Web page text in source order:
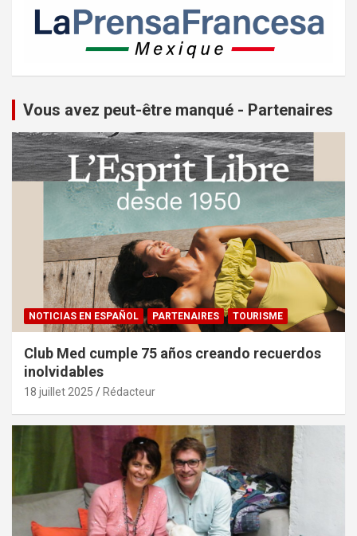
Vous avez peut-être manqué - Partenaires
NOTICIAS EN ESPAÑOL PARTENAIRES TOURISME
Club Med cumple 75 años creando recuerdos
inolvidables
18 juillet 2025 Rédacteur